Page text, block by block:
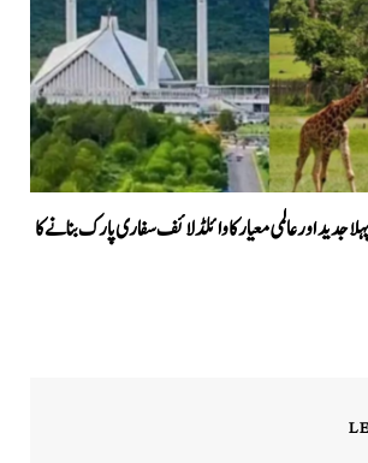
جدید اور عالمی معیار کا وائلڈ لائف سفاری پارک بنانے کا